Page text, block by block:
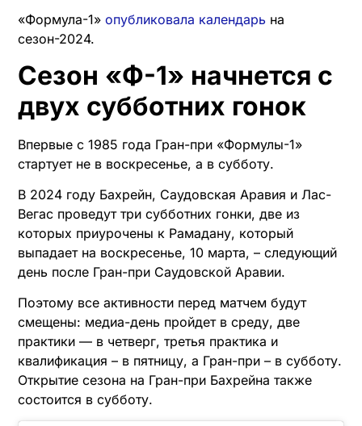
«Формула-1» опубликовала календарь на
сезон-2024.
Сезон «Ф-1» начнется с
двух субботних гонок
Впервые с 1985 года Гран-при «Формулы-1»
стартует не в воскресенье, а в субботу.
В 2024 году Бахрейн, Саудовская Аравия и Лас-
Вегас проведут три субботних гонки, две из
которых приурочены к Рамадану, который
выпадает на воскресенье, 10 марта, – следующий
день после Гран-при Саудовской Аравии.
Поэтому все активности перед матчем будут
смещены: медиа-день пройдет в среду, две
практики — в четверг, третья практика и
квалификация – в пятницу, а Гран-при – в субботу.
Открытие сезона на Гран-при Бахрейна также
состоится в субботу.